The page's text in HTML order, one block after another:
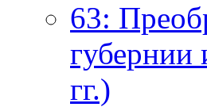
63:
губернии
гг.)